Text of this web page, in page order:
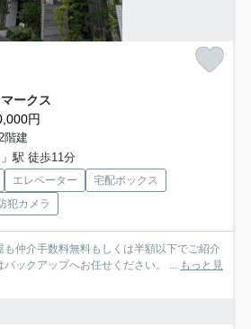
ークス
円
階建
駅 徒歩11分
エレベーター
宅配ボックス
犯カメラ
も仲介手数料無料もしくは半額以下でご紹介
ックアップへお任せください。 ... もっと見